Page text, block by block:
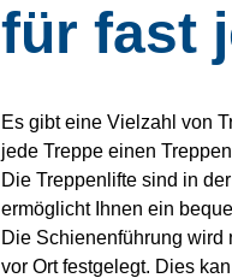
für fast
Es gibt eine Vielzahl von
jede Treppe einen
Die Treppenlifte sind in
ermöglicht Ihnen ein
Die Schienenführung wird
vor Ort festgelegt. Dies